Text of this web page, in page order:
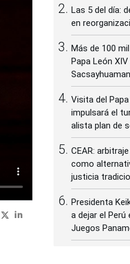
Las 5 del día:
en
Más de 100
Papa León XIV
Sacsayhuaman
Visita del
impulsará el
alista plan de
CEAR:
como
justicia
Presidenta
a dejar el
Juegos